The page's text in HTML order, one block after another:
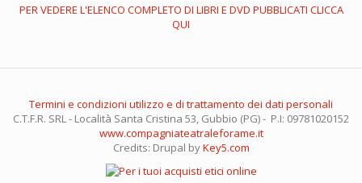
PER VEDERE L'ELENCO COMPLETO DI LIBRI E DVD PUBBLICATI CLICCA
QUI
Termini e condizioni utilizzo e di trattamento dei dati personali
C.T.F.R. SRL - Località Santa Cristina 53, Gubbio (PG) - P.I: 09781020152
www.compagniateatraleforame.it
Credits: Drupal byKey5.com